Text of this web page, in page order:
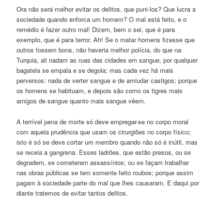
Ora não será melhor evitar os delitos, que puni-los? Que lucra a
sociedade quando enforca um homem? O mal está feito, e o
remédio é fazer outro mal! Dizem, bem o sei, que é para
exemplo, que é para terror. Ah! Se o matar homens fizesse que
outros fossem bons, não haveria melhor polícia, do que na
Turquia, ali nadam as ruas das cidades em sangue, por qualquer
bagatela se empala e se degola; mas cada vez há mais
perversos: nada de verter sangue e de amiudar castigos; porque
os homens se habituam, e depois são como os tigres mais
amigos de sangue quanto mais sangue vêem.
A terrível pena de morte só deve empregar-se no corpo moral
com aquela prudência que usam os cirurgiões no corpo físico;
isto é só se deve cortar um membro quando não só é inútil, mas
se receia a gangrena. Esses ladrões, que estão presos, ou se
degradem, se cometeram assassínios; ou se façam trabalhar
nas obras públicas se tem somente feito roubos; porque assim
pagam à sociedade parte do mal que lhes causaram. E daqui por
diante tratemos de evitar tantos delitos.